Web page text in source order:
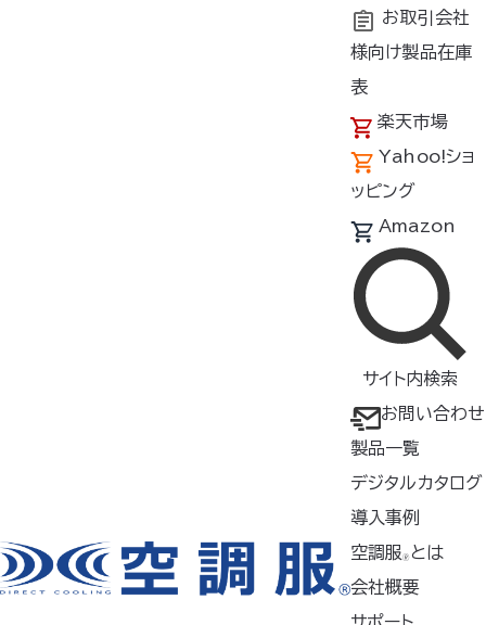
お取引会社
様向け製品在庫
表
楽天市場
Yahoo!ショ
ッピング
Amazon
サイト内検索
お問い合わせ
製品一覧
デジタルカタログ
導入事例
空調服🄬 とは
会社概要